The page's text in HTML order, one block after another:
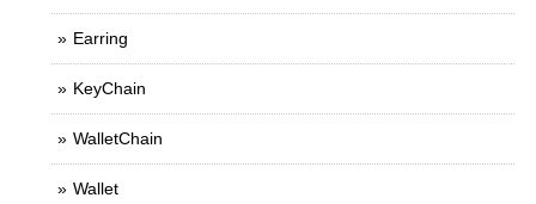
Earring
KeyChain
WalletChain
Wallet